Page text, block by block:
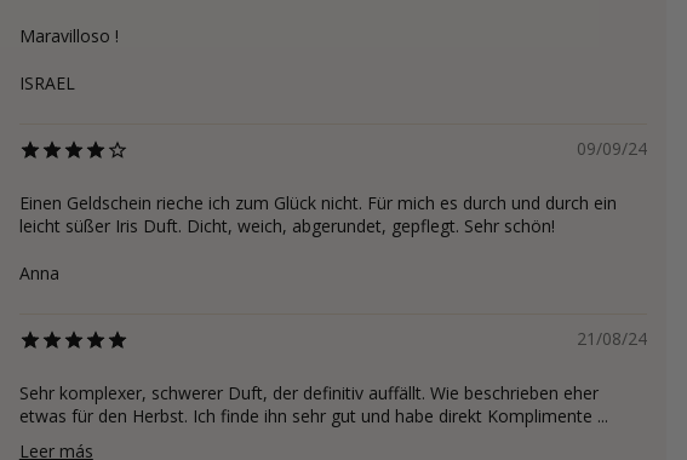
Maravilloso !
ISRAEL
09/09/24
Einen Geldschein rieche ich zum Glück nicht. Für mich es durch und durch ein
leicht süßer Iris Duft. Dicht, weich, abgerundet, gepflegt. Sehr schön!
Anna
21/08/24
Sehr komplexer, schwerer Duft, der definitiv auffällt. Wie beschrieben eher
etwas für den Herbst. Ich finde ihn sehr gut und habe direkt Komplimente ...
Leer más